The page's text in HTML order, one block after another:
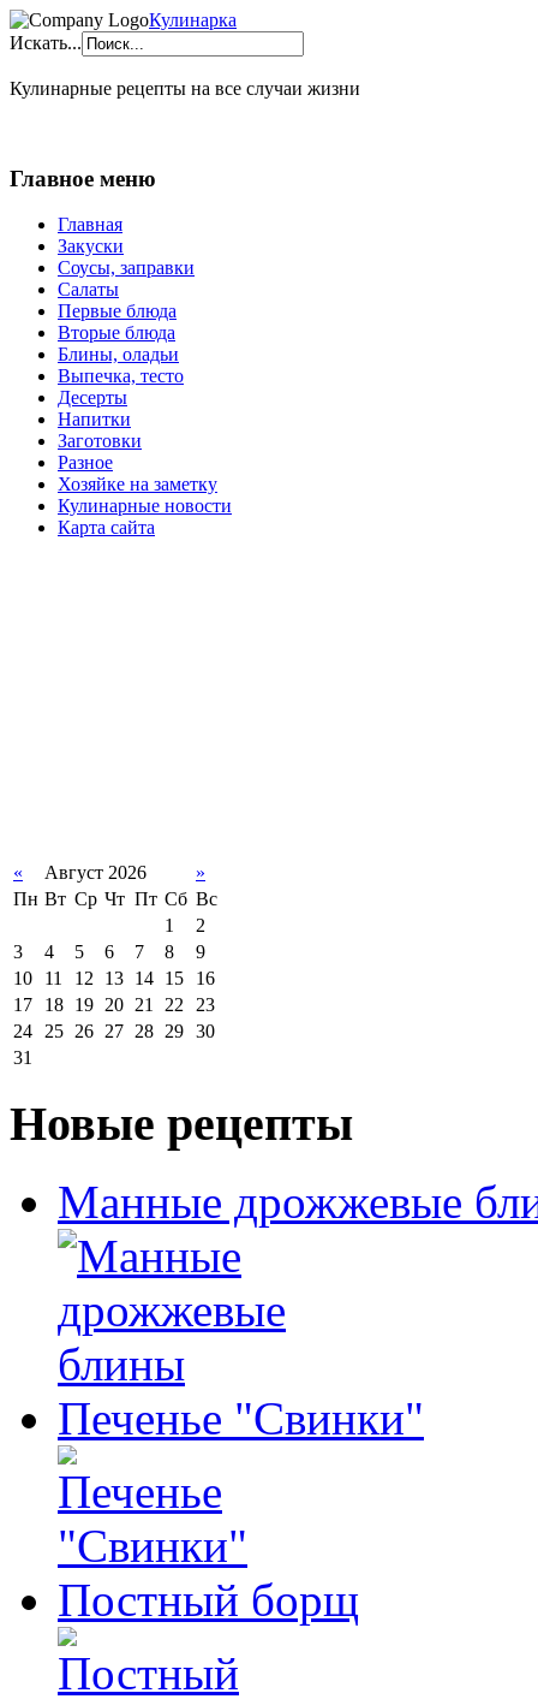
Кулинарка
Искать...
Кулинарные рецепты на все случаи жизни
Главное меню
Главная
Закуски
Соусы, заправки
Салаты
Первые блюда
Вторые блюда
Блины, оладьи
Выпечка, тесто
Десерты
Напитки
Заготовки
Разное
Хозяйке на заметку
Кулинарные новости
Карта сайта
« Август 2026
»
Пн Вт Ср Чт Пт Сб Вс
1
2
3
4 5 6 7 8
9
10
11 12 13 14 15
16
17
18 19 20 21 22 23
24 25 26 27 28 29 30
31
Новые рецепты
Манные дрожжевые
Печенье "Свинки"
Постный борщ